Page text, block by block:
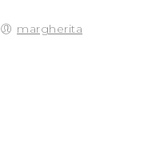
margherita